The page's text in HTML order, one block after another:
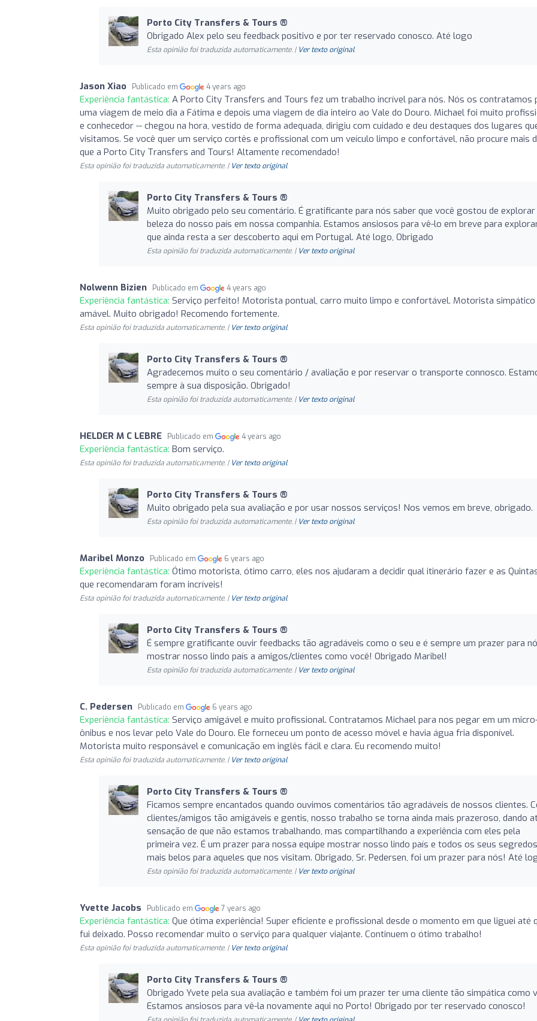
Porto City Transfers & Tours ®️
Obrigado Alex pelo seu feedback positivo e por ter reservado conosco. Até logo
Esta opinião foi traduzida automaticamente. | Ver texto original
Jason Xiao Publicado em 4 years ago
Experiência fantástica: A Porto City Transfers and Tours fez um trabalho incrível para nós. Nós os contratamos
uma viagem de meio dia a Fátima e depois uma viagem de dia inteiro ao Vale do Douro. Michael foi muito
e conhecedor -- chegou na hora, vestido de forma adequada, dirigiu com cuidado e deu destaques dos lugares
visitamos. Se você quer um serviço cortês e profissional com um veículo limpo e confortável, não procure mais
que a Porto City Transfers and Tours! Altamente recomendado!
Esta opinião foi traduzida automaticamente. | Ver texto original
Porto City Transfers & Tours ®️
Muito obrigado pelo seu comentário. É gratificante para nós saber que você gostou de explorar
beleza do nosso país em nossa companhia. Estamos ansiosos para vê-lo em breve para
que ainda resta a ser descoberto aqui em Portugal. Até logo, Obrigado
Esta opinião foi traduzida automaticamente. | Ver texto original
Nolwenn Bizien Publicado em 4 years ago
Experiência fantástica: Serviço perfeito! Motorista pontual, carro muito limpo e confortável. Motorista simpático
amável. Muito obrigado! Recomendo fortemente.
Esta opinião foi traduzida automaticamente. | Ver texto original
Porto City Transfers & Tours ®️
Agradecemos muito o seu comentário / avaliação e por reservar o transporte connosco.
sempre à sua disposição. Obrigado!
Esta opinião foi traduzida automaticamente. | Ver texto original
HELDER M C LEBRE Publicado em 4 years ago
Experiência fantástica: Bom serviço.
Esta opinião foi traduzida automaticamente. | Ver texto original
Porto City Transfers & Tours ®️
Muito obrigado pela sua avaliação e por usar nossos serviços! Nos vemos em breve, obrigado.
Esta opinião foi traduzida automaticamente. | Ver texto original
Maribel Monzo Publicado em 6 years ago
Experiência fantástica: Ótimo motorista, ótimo carro, eles nos ajudaram a decidir qual itinerário fazer e as
que recomendaram foram incríveis!
Esta opinião foi traduzida automaticamente. | Ver texto original
Porto City Transfers & Tours ®️
É sempre gratificante ouvir feedbacks tão agradáveis como o seu e é sempre um prazer para
mostrar nosso lindo país a amigos/clientes como você! Obrigado Maribel!
Esta opinião foi traduzida automaticamente. | Ver texto original
C. Pedersen Publicado em 6 years ago
Experiência fantástica: Serviço amigável e muito profissional. Contratamos Michael para nos pegar em um
ônibus e nos levar pelo Vale do Douro. Ele forneceu um ponto de acesso móvel e havia água fria disponível.
Motorista muito responsável e comunicação em inglês fácil e clara. Eu recomendo muito!
Esta opinião foi traduzida automaticamente. | Ver texto original
Porto City Transfers & Tours ®️
Ficamos sempre encantados quando ouvimos comentários tão agradáveis de nossos clientes.
clientes/amigos tão amigáveis e gentis, nosso trabalho se torna ainda mais prazeroso, dando
sensação de que não estamos trabalhando, mas compartilhando a experiência com eles pela
primeira vez. É um prazer para nossa equipe mostrar nosso lindo país e todos os seus segredos
mais belos para aqueles que nos visitam. Obrigado, Sr. Pedersen, foi um prazer para nós! Até
Esta opinião foi traduzida automaticamente. | Ver texto original
Yvette Jacobs Publicado em 7 years ago
Experiência fantástica: Que ótima experiência! Super eficiente e profissional desde o momento em que liguei até
fui deixado. Posso recomendar muito o serviço para qualquer viajante. Continuem o ótimo trabalho!
Esta opinião foi traduzida automaticamente. | Ver texto original
Porto City Transfers & Tours ®️
Obrigado Yvete pela sua avaliação e também foi um prazer ter uma cliente tão simpática como
Estamos ansiosos para vê-la novamente aqui no Porto! Obrigado por ter reservado conosco!